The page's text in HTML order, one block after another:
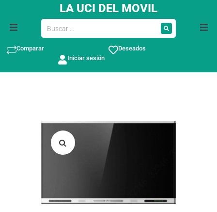
LA UCI DEL MOVIL
Comparar
Deseados
Iniciar sesión